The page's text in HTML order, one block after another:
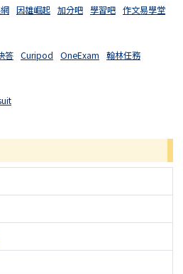
因雄崛起 加分吧 學習吧 作文易學堂
答 Curipod OneExam 翰林任務